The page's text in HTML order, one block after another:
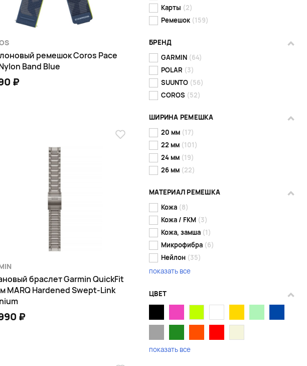
ремешок Coros Pace
Band Blue
₽
браслет Garmin QuickFit
MARQ Hardened Swept-Link
₽
Карты (2)
Ремешок (159)
БРЕНД
GARMIN (64)
POLAR (3)
SUUNTO (56)
COROS (52)
ШИРИНА РЕМЕШКА
20 мм (17)
22 мм (101)
24 мм (19)
26 мм (22)
МАТЕРИАЛ РЕМЕШКА
Кожа (8)
Кожа / FKM (3)
Кожа, замша (1)
Микрофибра (6)
Нейлон (35)
показать все
ЦВЕТ
показать все